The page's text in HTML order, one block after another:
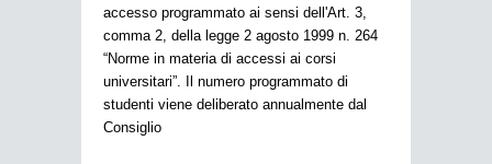
accesso programmato ai sensi dell'Art. 3,
comma 2, della legge 2 agosto 1999 n. 264
“Norme in materia di accessi ai corsi
universitari”. Il numero programmato di
studenti viene deliberato annualmente dal
Consiglio